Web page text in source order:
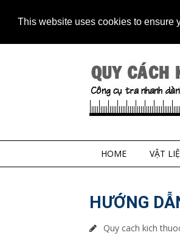
This website uses cookies to ensure
HOME VẬT
HƯỚNG
Quy cach kich